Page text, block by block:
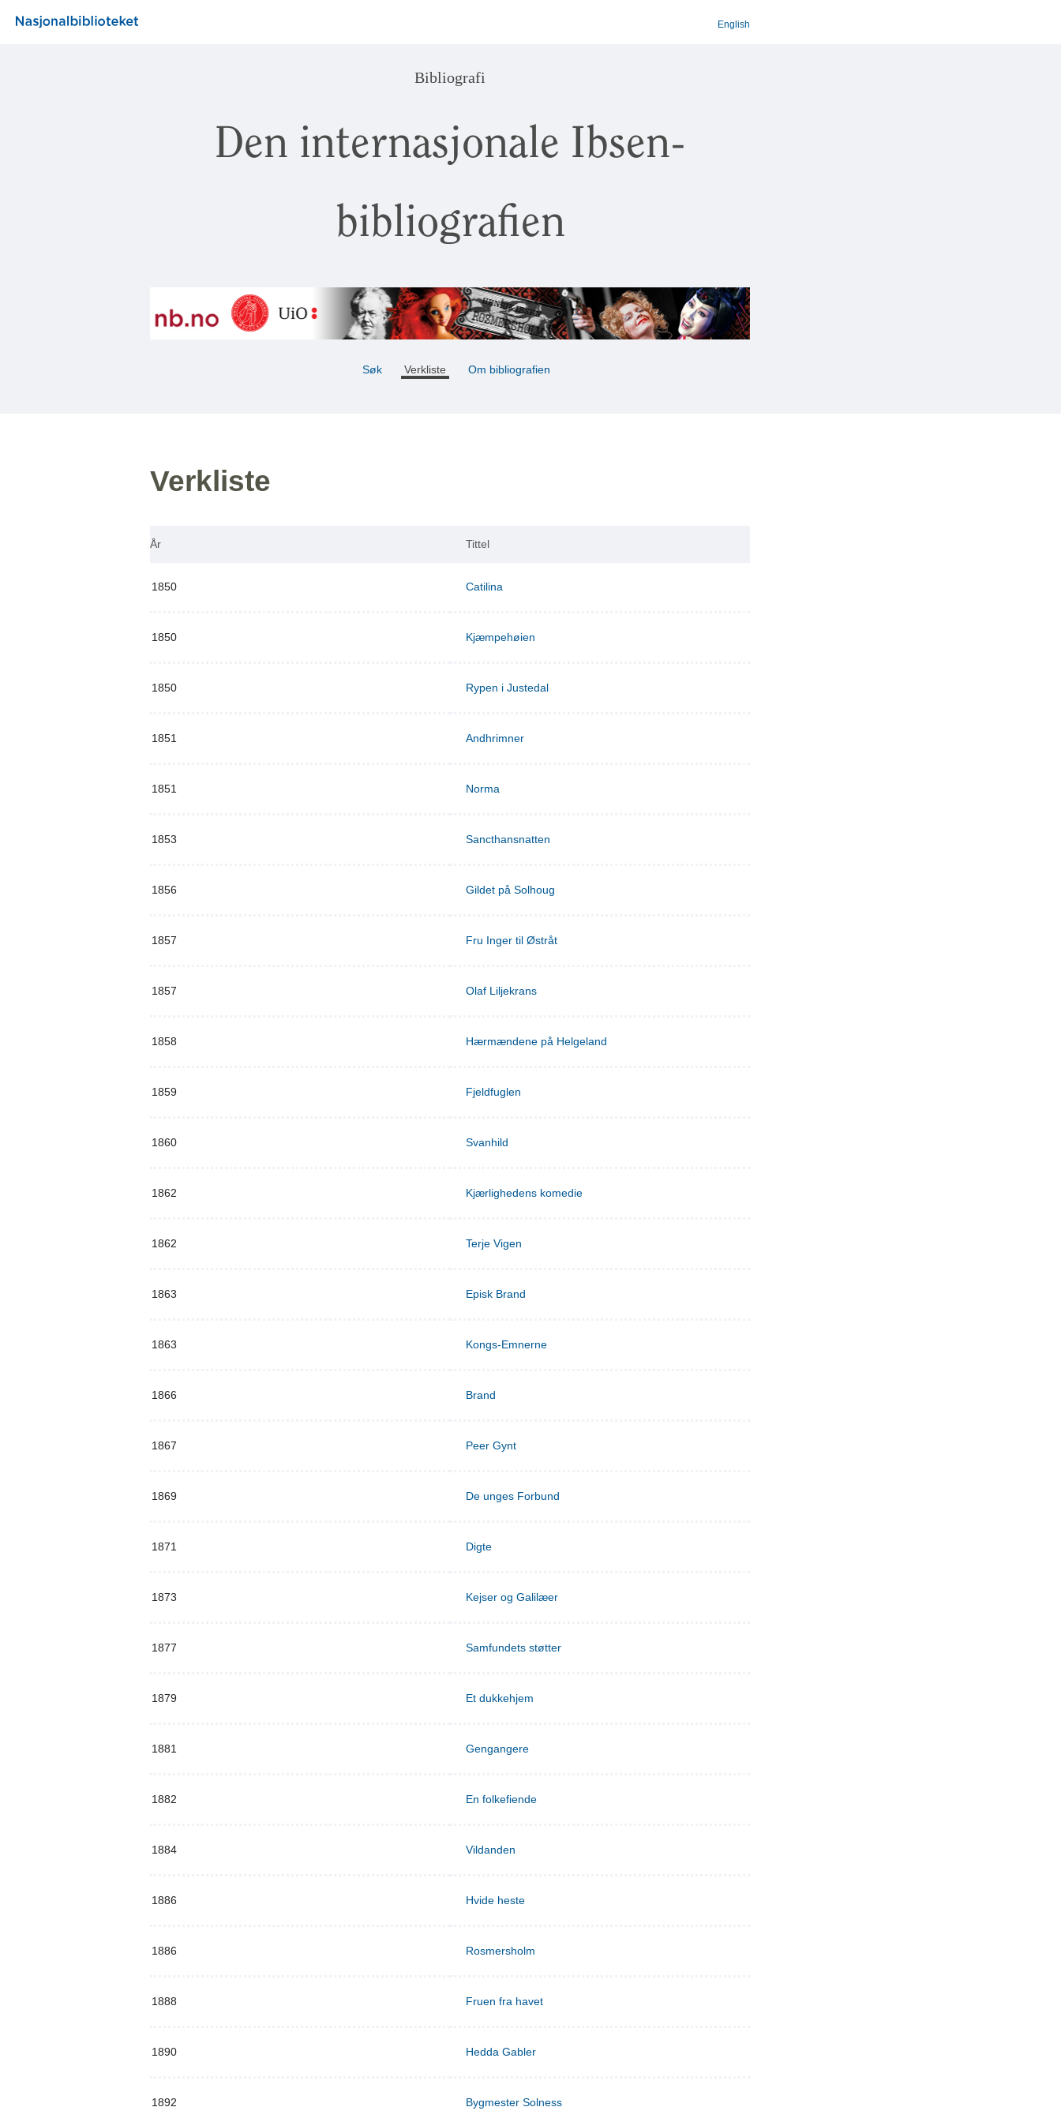
English
Bibliografi
Den internasjonale Ibsen-
bibliografien
Søk Verkliste Om bibliografien
Verkliste
År Tittel
1850 Catilina
1850 Kjæmpehøien
1850 Rypen i Justedal
1851 Andhrimner
1851 Norma
1853 Sancthansnatten
1856 Gildet på Solhoug
1857 Fru Inger til Østråt
1857 Olaf Liljekrans
1858 Hærmændene på Helgeland
1859 Fjeldfuglen
1860 Svanhild
1862 Kjærlighedens komedie
1862 Terje Vigen
1863 Episk Brand
1863 Kongs-Emnerne
1866 Brand
1867 Peer Gynt
1869 De unges Forbund
1871 Digte
1873 Kejser og Galilæer
1877 Samfundets støtter
1879 Et dukkehjem
1881 Gengangere
1882 En folkefiende
1884 Vildanden
1886 Hvide heste
1886 Rosmersholm
1888 Fruen fra havet
1890 Hedda Gabler
1892 Bygmester Solness